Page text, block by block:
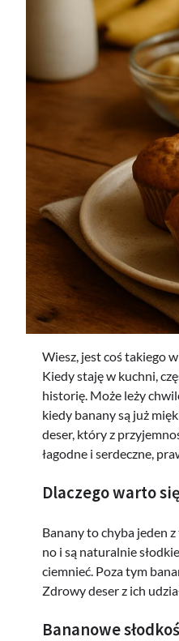
Wiesz, jest coś takiego
Kiedy staję w kuchni,
historię. Może leży
kiedy banany są już
deser, który z
łagodne i serdeczne,
Dlaczego warto
Banany to chyba jeden
no i są naturalnie
ciemnieć. Poza tym
Zdrowy deser z ich
Bananowe